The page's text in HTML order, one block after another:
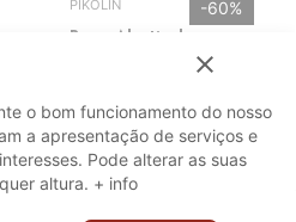
PIKOLIN -60%
Base Abativel
PIKOLIN Naturbox
870,00€
348,00€
VER
OPÇÕES
close
o bom funcionamento do nosso
a apresentação de serviços e
Pode alterar as suas
altura. + info